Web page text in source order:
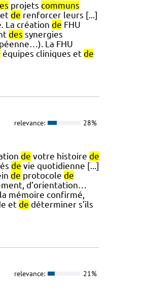
projets communs
de renforcer leurs [...]
La création de FHU
des synergies
La FHU
équipes cliniques et de
relevance: 28%
de votre histoire de
de vie quotidienne [...]
de protocole de
d’orientation…
la mémoire confirmé,
et de déterminer s’ils
relevance: 21%